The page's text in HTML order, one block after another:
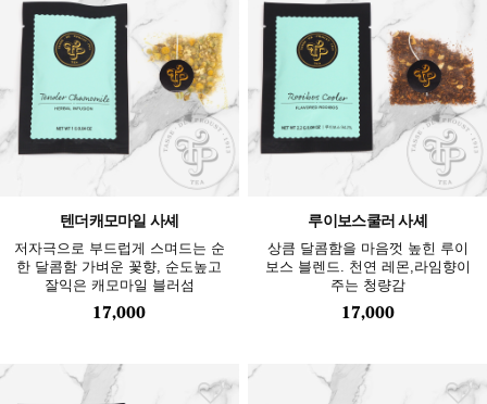
텐더캐모마일 사셰
저자극으로 부드럽게 스며드는 순
한 달콤함 가벼운 꽃향, 순도높고
잘익은 캐모마일 블러섬
17,000
루이보스쿨러 사셰
상큼 달콤함을 마음껏 높힌 루이
보스 블렌드. 천연 레몬,라임향이
주는 청량감
17,000